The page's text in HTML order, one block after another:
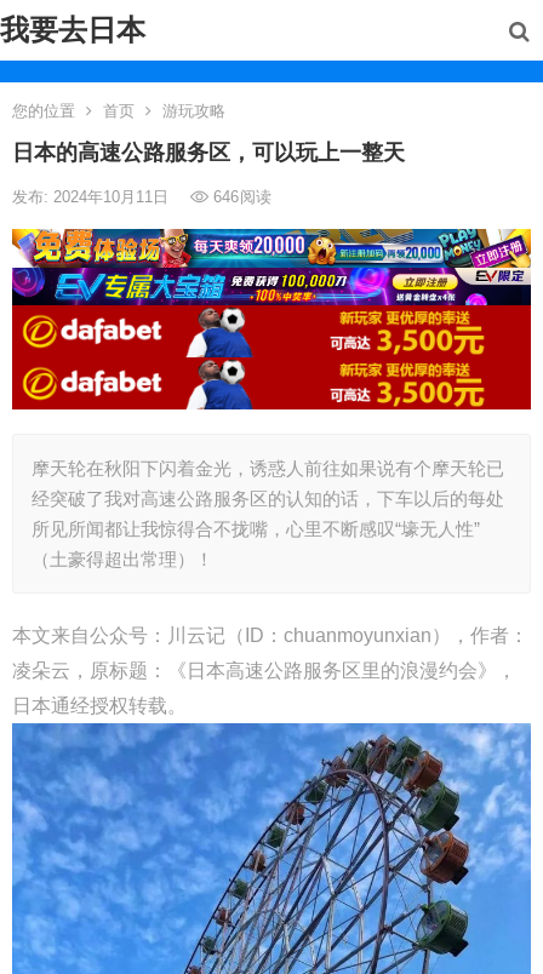
我要去日本
您的位置 首页 游玩攻略
日本的高速公路服务区，可以玩上一整天
发布: 2024年10月11日 646阅读
摩天轮在秋阳下闪着金光，诱惑人前往如果说有个摩天轮已
经突破了我对高速公路服务区的认知的话，下车以后的每处
所见所闻都让我惊得合不拢嘴，心里不断感叹“壕无人性”
（土豪得超出常理）！
本文来自公众号： 川云记 （ID：chuanmoyunxian），作者：
凌朵云，原标题：《日本高速公路服务区里的浪漫约会》，
日本通经授权转载。